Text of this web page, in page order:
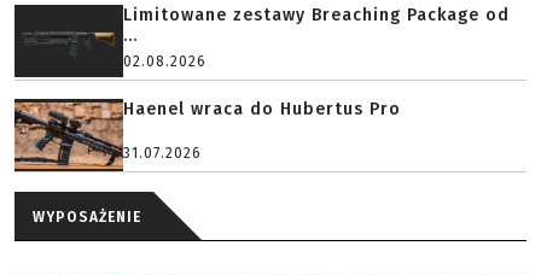
Limitowane zestawy Breaching Package od
...
02.08.2026
Haenel wraca do Hubertus Pro
31.07.2026
WYPOSAŻENIE